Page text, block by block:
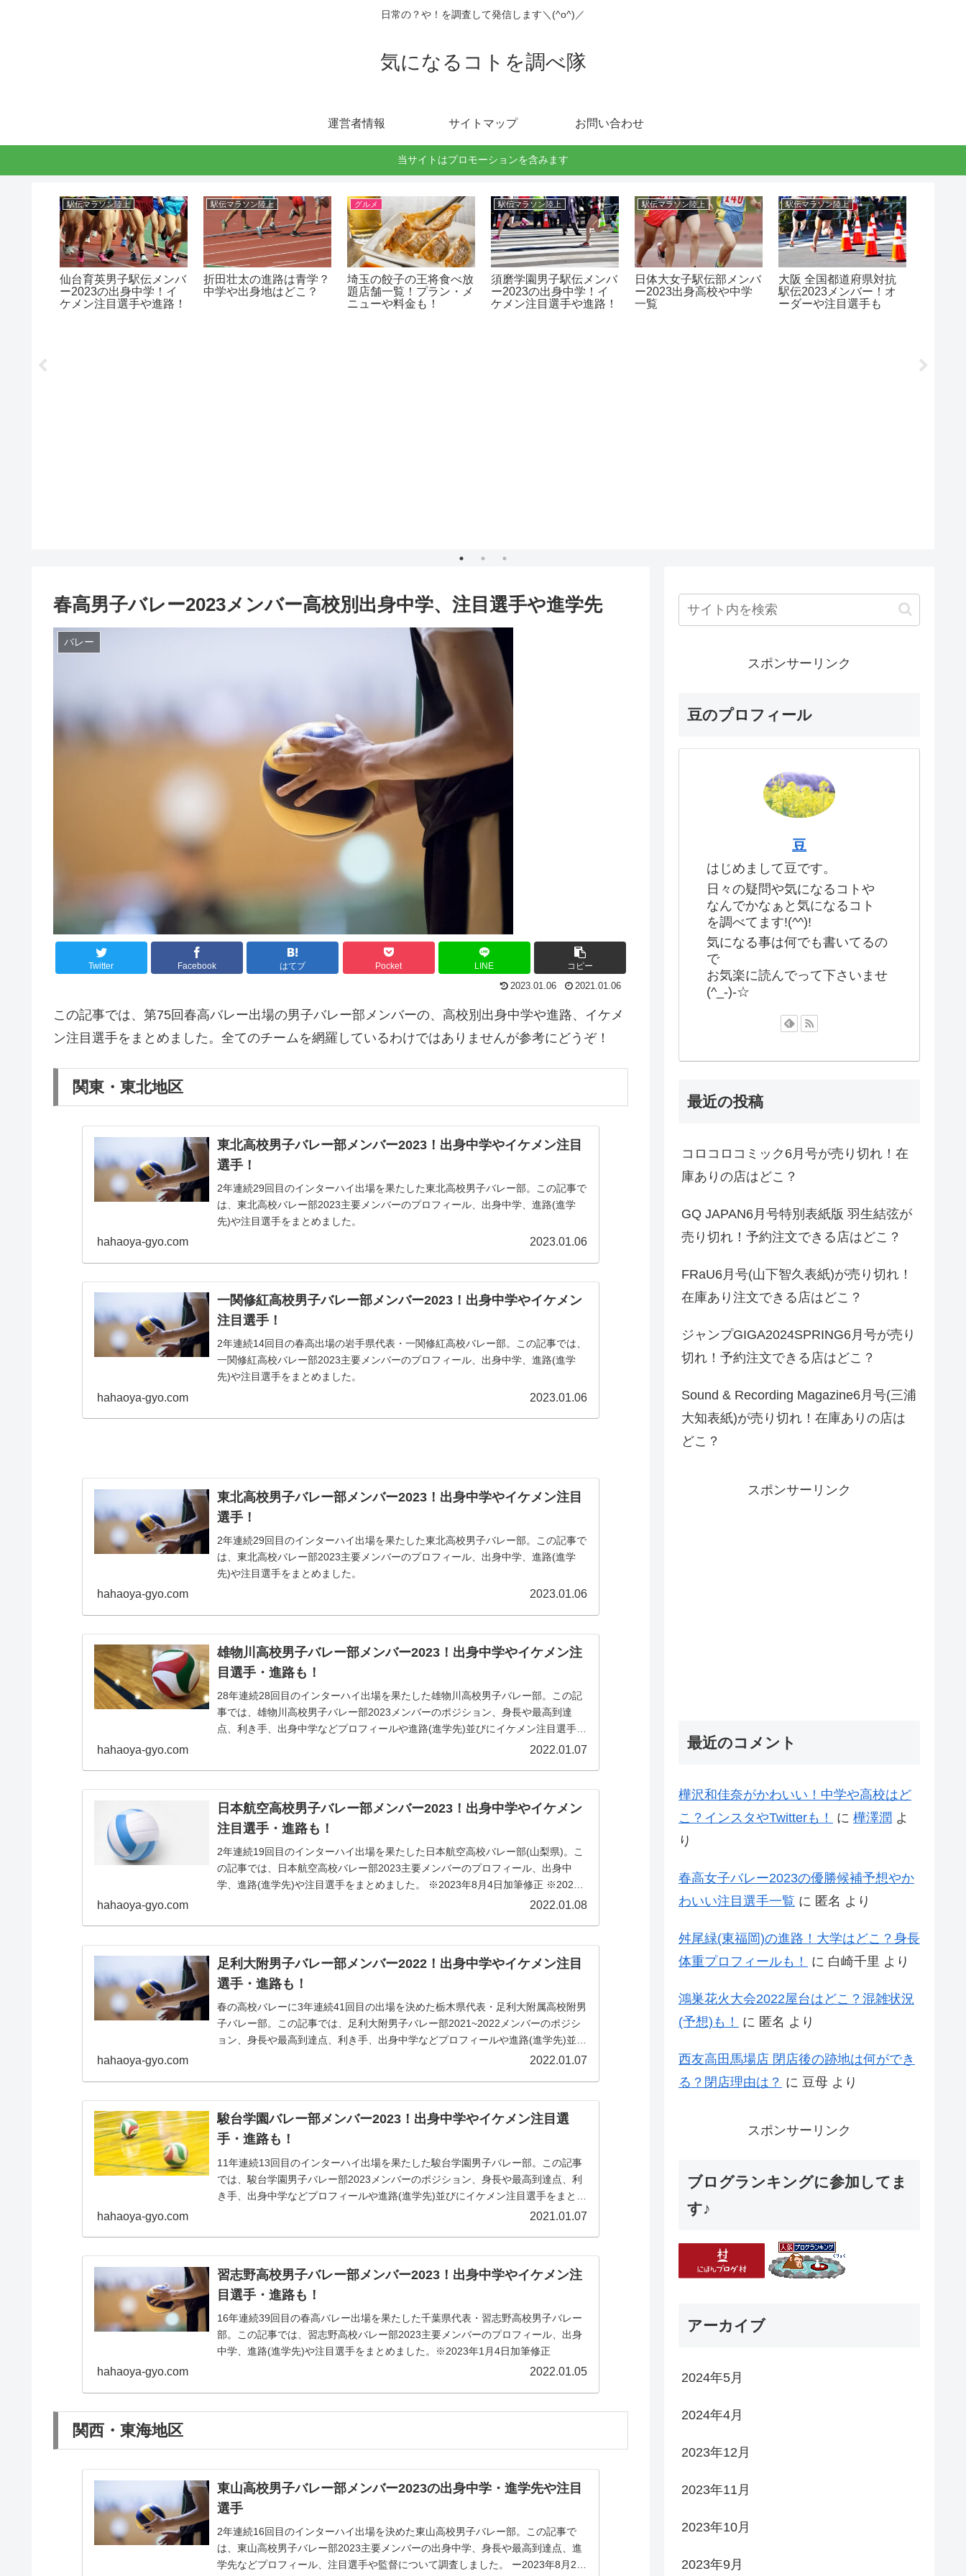
日常の？や！を調査して発信します＼(^o^)／
気になるコトを調べ隊
運営者情報 サイトマップ お問い合わせ
当サイトはプロモーションを含みます
駅伝マラソン陸上
仙台育英男子駅伝メンバ
ー2023の出身中学！イ
ケメン注目選手や進路！
駅伝マラソン陸上
折田壮太の進路は青学？
中学や出身地はどこ？
グルメ
埼玉の餃子の王将食べ放
題店舗一覧！プラン・メ
ニューや料金も！
駅伝マラソン陸上
須磨学園男子駅伝メンバ
ー2023の出身中学！イ
ケメン注目選手や進路！
駅伝マラソン陸上
日体大女子駅伝部メンバ
ー2023出身高校や中学
一覧
駅伝マラソン陸上
大阪 全国都道府県対抗
駅伝2023メンバー！オ
ーダーや注目選手も
春高男子バレー2023メンバー高校別出身中学、注目選手や進学先
バレー
Twitter Facebook はてブ Pocket LINE コピー
2023.01.06 2021.01.06
この記事では、第75回春高バレー出場の男子バレー部メンバーの、高校別出身中学や進路、イケメ
ン注目選手をまとめました。全てのチームを網羅しているわけではありませんが参考にどうぞ！
関東・東北地区
東北高校男子バレー部メンバー2023！出身中学やイケメン注目
選手！
2年連続29回目のインターハイ出場を果たした東北高校男子バレー部。この記事で
は、東北高校バレー部2023主要メンバーのプロフィール、出身中学、進路(進学
先)や注目選手をまとめました。
hahaoya-gyo.com 2023.01.06
一関修紅高校男子バレー部メンバー2023！出身中学やイケメン
注目選手！
2年連続14回目の春高出場の岩手県代表・一関修紅高校バレー部。この記事では、
一関修紅高校バレー部2023主要メンバーのプロフィール、出身中学、進路(進学
先)や注目選手をまとめました。
hahaoya-gyo.com 2023.01.06
東北高校男子バレー部メンバー2023！出身中学やイケメン注目
選手！
2年連続29回目のインターハイ出場を果たした東北高校男子バレー部。この記事で
は、東北高校バレー部2023主要メンバーのプロフィール、出身中学、進路(進学
先)や注目選手をまとめました。
hahaoya-gyo.com 2023.01.06
雄物川高校男子バレー部メンバー2023！出身中学やイケメン注
目選手・進路も！
28年連続28回目のインターハイ出場を果たした雄物川高校男子バレー部。この記
事では、雄物川高校男子バレー部2023メンバーのポジション、身長や最高到達
点、利き手、出身中学などプロフィールや進路(進学先)並びにイケメン注目選手を
hahaoya-gyo.com 2022.01.07
日本航空高校男子バレー部メンバー2023！出身中学やイケメン
注目選手・進路も！
2年連続19回目のインターハイ出場を果たした日本航空高校バレー部(山梨県)。こ
の記事では、日本航空高校バレー部2023主要メンバーのプロフィール、出身中
学、進路(進学先)や注目選手をまとめました。 ※2023年8月4日加筆修正 ※2023
hahaoya-gyo.com 2022.01.08
足利大附男子バレー部メンバー2022！出身中学やイケメン注目
選手・進路も！
春の高校バレーに3年連続41回目の出場を決めた栃木県代表・足利大附属高校附男
子バレー部。この記事では、足利大附男子バレー部2021~2022メンバーのポジシ
ョン、身長や最高到達点、利き手、出身中学などプロフィールや進路(進学先)並び
hahaoya-gyo.com 2022.01.07
駿台学園バレー部メンバー2023！出身中学やイケメン注目選
手・進路も！
11年連続13回目のインターハイ出場を果たした駿台学園男子バレー部。この記事
では、駿台学園男子バレー部2023メンバーのポジション、身長や最高到達点、利
き手、出身中学などプロフィールや進路(進学先)並びにイケメン注目選手をまとめ
hahaoya-gyo.com 2021.01.07
習志野高校男子バレー部メンバー2023！出身中学やイケメン注
目選手・進路も！
16年連続39回目の春高バレー出場を果たした千葉県代表・習志野高校男子バレー
部。この記事では、習志野高校バレー部2023主要メンバーのプロフィール、出身
中学、進路(進学先)や注目選手をまとめました。※2023年1月4日加筆修正
hahaoya-gyo.com 2022.01.05
関西・東海地区
東山高校男子バレー部メンバー2023の出身中学・進学先や注目
選手
2年連続16回目のインターハイ出場を決めた東山高校男子バレー部。この記事で
は、東山高校男子バレー部2023主要メンバーの出身中学、身長や最高到達点、進
学先などプロフィール、注目選手や監督について調査しました。 ー2023年8月2日
スポンサーリンク
豆のプロフィール
豆
はじめまして豆です。
日々の疑問や気になるコトや
なんでかなぁと気になるコト
を調べてます!(^^)!
気になる事は何でも書いてるの
で
お気楽に読んでって下さいませ
(^_-)-☆
最近の投稿
コロコロコミック6月号が売り切れ！在
庫ありの店はどこ？
GQ JAPAN6月号特別表紙版 羽生結弦が
売り切れ！予約注文できる店はどこ？
FRaU6月号(山下智久表紙)が売り切れ！
在庫あり注文できる店はどこ？
ジャンプGIGA2024SPRING6月号が売り
切れ！予約注文できる店はどこ？
Sound & Recording Magazine6月号(三浦
大知表紙)が売り切れ！在庫ありの店は
どこ？
スポンサーリンク
最近のコメント
樺沢和佳奈がかわいい！中学や高校はど
こ？インスタやTwitterも！
に 樺澤潤 よ
り
春高女子バレー2023の優勝候補予想やか
わいい注目選手一覧 に 匿名 より
舛尾緑(東福岡)の進路！大学はどこ？身長
体重プロフィールも！
に 白崎千里 より
鴻巣花火大会2022屋台はどこ？混雑状況
(予想)も！
に 匿名 より
西友高田馬場店 閉店後の跡地は何ができ
る？閉店理由は？ に 豆母 より
スポンサーリンク
ブログランキングに参加してま
す♪
アーカイブ
2024年5月
2024年4月
2023年12月
2023年11月
2023年10月
2023年9月